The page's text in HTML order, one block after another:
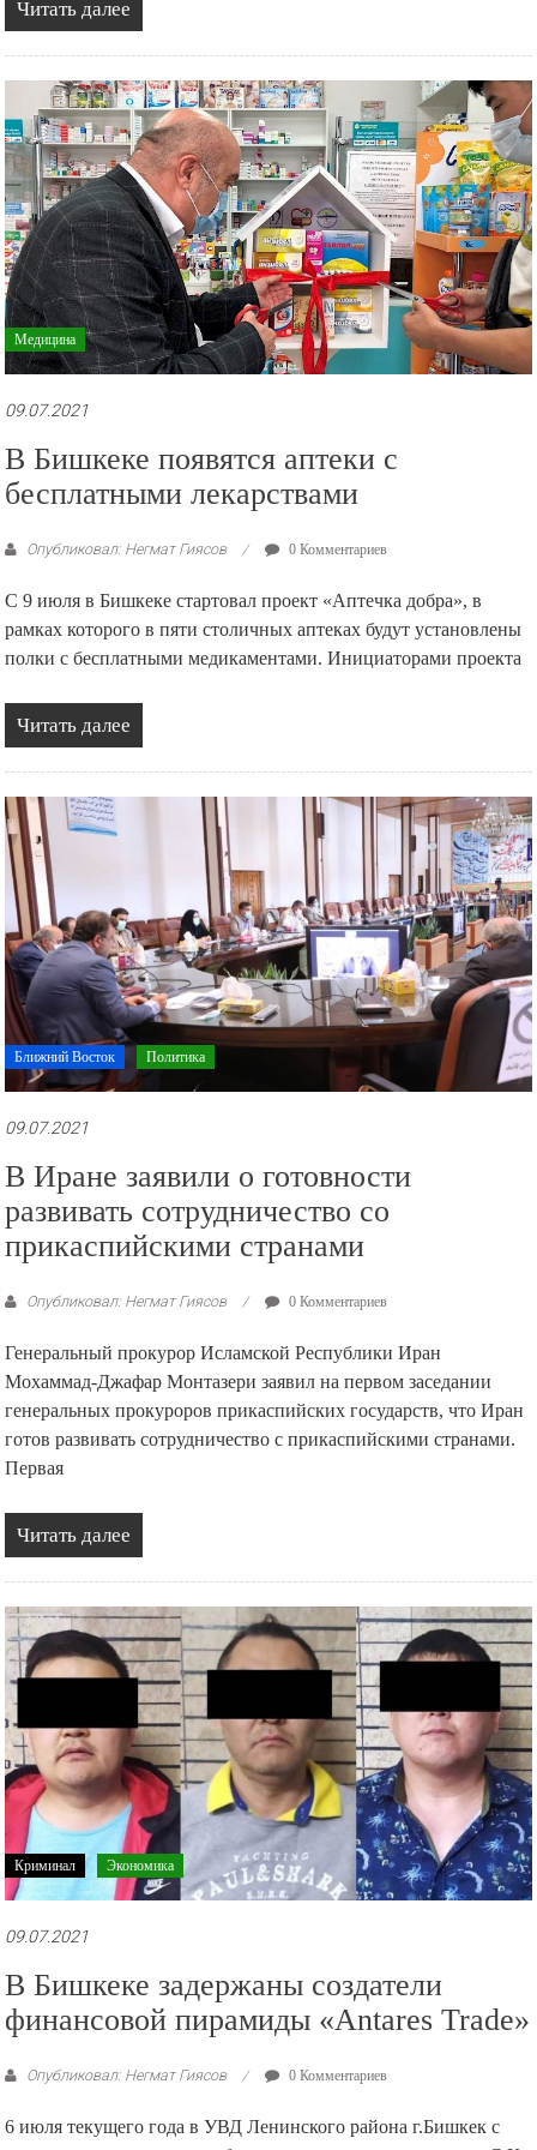
Читать далее
Медицина
09.07.2021
В Бишкеке появятся аптеки с
бесплатными лекарствами
Опубликовал: Негмат Гиясов 0 Комментариев
С 9 июля в Бишкеке стартовал проект «Аптечка добра», в
рамках которого в пяти столичных аптеках будут установлены
полки с бесплатными медикаментами. Инициаторами проекта
Читать далее
Ближний Восток Политика
09.07.2021
В Иране заявили о готовности
развивать сотрудничество со
прикаспийскими странами
Опубликовал: Негмат Гиясов 0 Комментариев
Генеральный прокурор Исламской Республики Иран
Мохаммад-Джафар Монтазери заявил на первом заседании
генеральных прокуроров прикаспийских государств, что Иран
готов развивать сотрудничество с прикаспийскими странами.
Первая
Читать далее
Криминал Экономика
09.07.2021
В Бишкеке задержаны создатели
финансовой пирамиды «Antares Trade»
Опубликовал: Негмат Гиясов 0 Комментариев
6 июля текущего года в УВД Ленинского района г.Бишкек с